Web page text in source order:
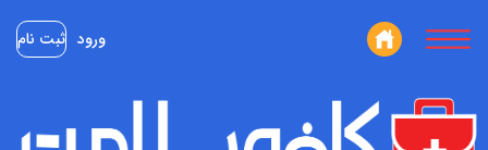
ورود ثبت نام